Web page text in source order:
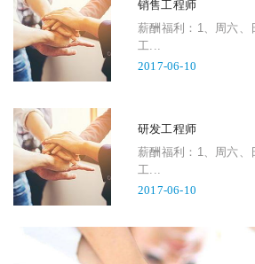
销售工程师
薪酬福利：1、周六、
工...
2017-06-10
研发工程师
薪酬福利：1、周六、
工...
2017-06-10